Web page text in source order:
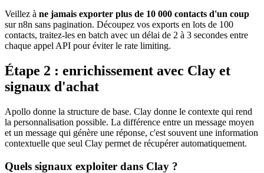
Veillez à ne jamais exporter plus de 10 000 contacts d'un coup
sur n8n sans pagination. Découpez vos exports en lots de 100
contacts, traitez-les en batch avec un délai de 2 à 3 secondes entre
chaque appel API pour éviter le rate limiting.
Étape 2 : enrichissement avec Clay et
signaux d'achat
Apollo donne la structure de base. Clay donne le contexte qui rend
la personnalisation possible. La différence entre un message moyen
et un message qui génère une réponse, c'est souvent une information
contextuelle que seul Clay permet de récupérer automatiquement.
Quels signaux exploiter dans Clay ?